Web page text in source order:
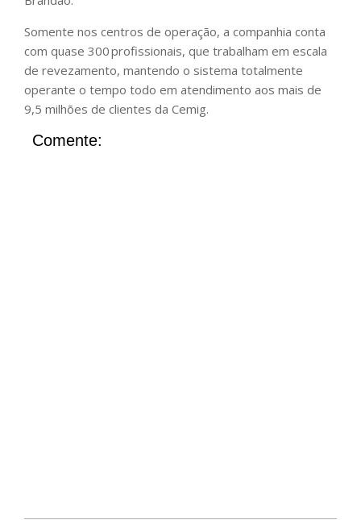
Somente nos centros de operação, a companhia conta
com quase 300 profissionais, que trabalham em escala
de revezamento, mantendo o sistema totalmente
operante o tempo todo em atendimento aos mais de
9,5 milhões de clientes da Cemig.
Comente: